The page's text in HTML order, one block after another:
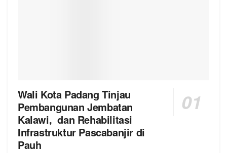
Wali Kota Padang Tinjau
Pembangunan Jembatan
Kalawi, dan Rehabilitasi
Infrastruktur Pascabanjir di
Pauh